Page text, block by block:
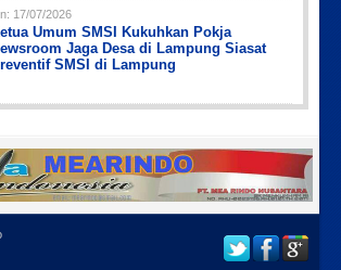
17/07/2026
Umum SMSI Kukuhkan Pokja
Jaga Desa di Lampung Siasat
SMSI di Lampung